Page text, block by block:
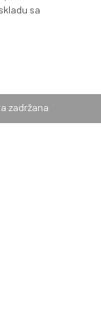
pakovane u
rolni koja